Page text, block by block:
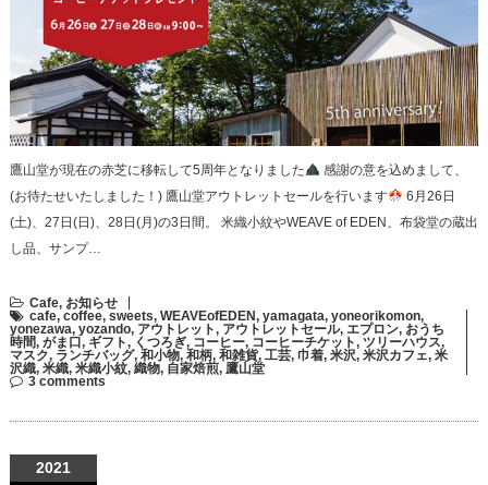
鷹山堂が現在の赤芝に移転して5周年となりました
感謝の意を込めまして、
(お待たせいたしました！) 鷹山堂アウトレットセールを行います
6月26日
(土)、27日(日)、28日(月)の3日間。 米織小紋やWEAVE of EDEN、布袋堂の蔵出
し品、サンプ…
Cafe, お知らせ
cafe, coffee, sweets, WEAVEofEDEN, yamagata, yoneorikomon,
yonezawa, yozando, アウトレット, アウトレットセール, エプロン, おうち
時間, がま口 , ギフト, くつろぎ, コーヒー, コーヒーチケット, ツリーハウス,
マスク, ランチバッグ, 和小物, 和柄, 和雑貨, 工芸, 巾着, 米沢, 米沢カフェ, 米
沢織, 米織, 米織小紋, 織物, 自家焙煎, 鷹山堂
3 comments
2021